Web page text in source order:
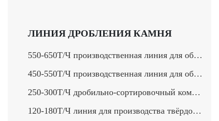
ЛИНИЯ ДРОБЛЕНИЯ КАМНЯ
550-650Т/Ч производственная линия для обработки камня>
450-550Т/Ч производственная линия для обработки твердого камня>
250-300Т/Ч дробильно-сортировочный комплекс>
120-180Т/Ч линия для производства твёрдого камени>